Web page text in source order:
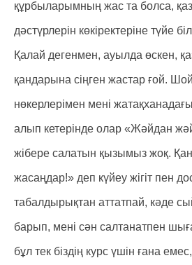
құрбыларымның жас та болса,
дәстүрлерін көкіректеріне түйе
Қалай дегенмен, ауылда өскен,
қандарына сіңген жастар ғой.
нөкерлерімен мені
алып кетерінде олар «Жәйдан
жібере салатын қызымыз жоқ.
жасаңдар!» деп күйеу жігіт пен
табалдырықтан аттатпай, кәде
барып, мені сән салтанатпен
бұл тек біздің курс үшін ғана